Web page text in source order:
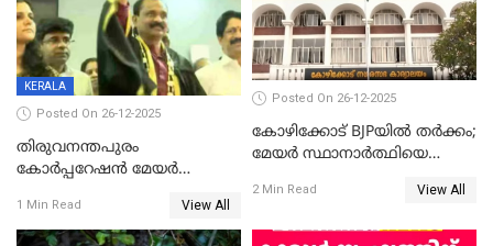
KERALA
Posted On 26-12-2025
തിരുവനന്തപുരം
കോര്‍പ്പറേഷന്‍ മേയര്‍
ഹൈക്കോടതിയിലേക്ക്;
സത്യപ്രതിജ്ഞ ചടങ്ങില്‍
1 Min Read View All
Posted On 26-12-2025
കോഴിക്കോട് BJPയിൽ തർക്കം;
മേയർ സ്ഥാനാർത്ഥിയെ
2 Min Read View All